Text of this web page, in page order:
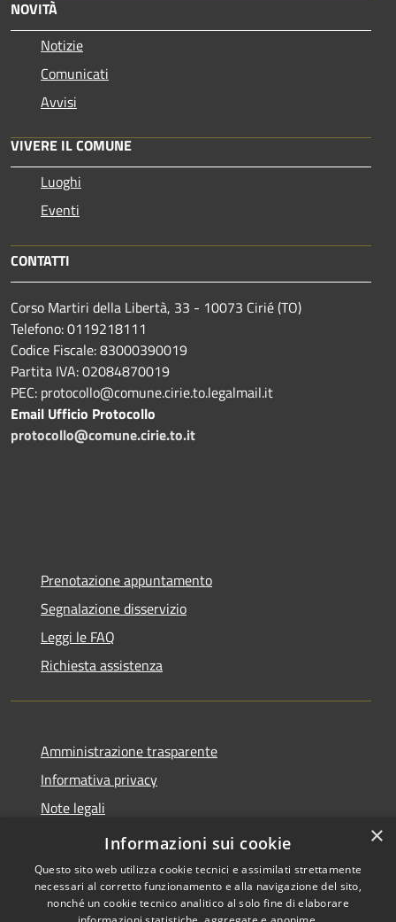
NOVITÀ
Notizie
Comunicati
Avvisi
VIVERE IL COMUNE
Luoghi
Eventi
CONTATTI
Corso Martiri della Libertà, 33 - 10073 Cirié (TO)
Telefono: 0119218111
Codice Fiscale: 83000390019
Partita IVA: 02084870019
PEC: protocollo@comune.cirie.to.legalmail.it
Email Ufficio Protocollo
protocollo@comune.cirie.to.it
Prenotazione appuntamento
Segnalazione disservizio
Leggi le FAQ
Richiesta assistenza
Amministrazione trasparente
Informativa privacy
Note legali
Dichiarazione di accessibilità
×
Informazioni sui cookie
Questo sito web utilizza cookie tecnici e assimilati strettamente
necessari al corretto funzionamento e alla navigazione del sito,
nonché un cookie tecnico analitico al solo fine di elaborare